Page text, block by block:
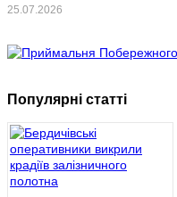
25.07.2026
Популярні статті